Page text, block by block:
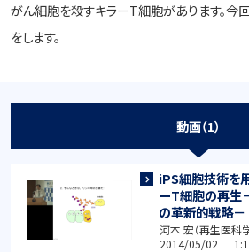
がん細胞を殺すキラーT細胞があります。今
をします。
動画（1）
iPS細胞技術を
ーT細胞の再生
の革新的戦略－
河本 宏（再生医科
2014/05/02